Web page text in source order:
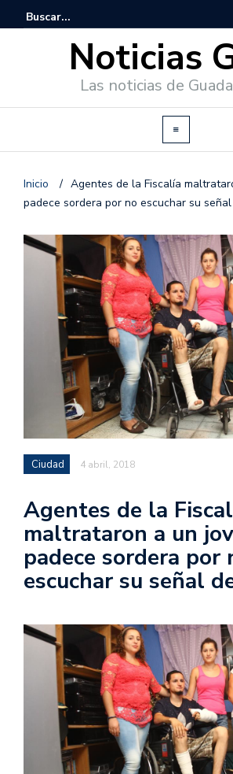
Noticias
Las noticias de
Inicio / Agentes de la Fiscalía
padece sordera por no escuchar su
Ciudad 4 abril, 2018
Agentes de la
maltrataron a un
padece sordera por
escuchar su señal